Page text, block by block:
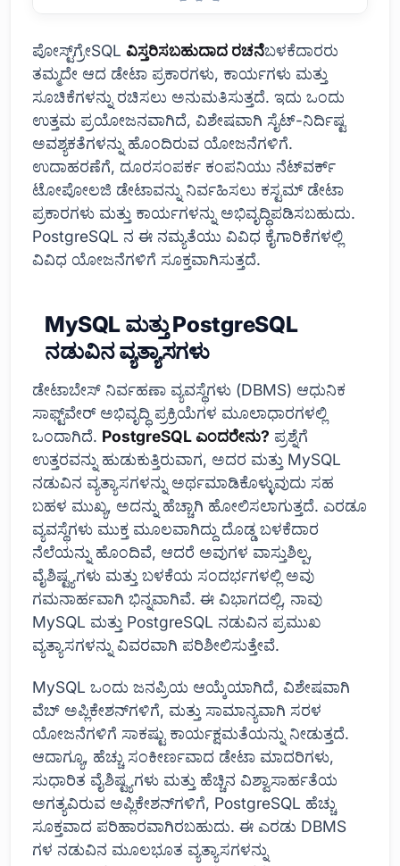
ಪೋಸ್ಟ್‌ಗ್ರೇSQL ವಿಸ್ತರಿಸಬಹುದಾದ ರಚನೆಬಳಕೆದಾರರು
ತಮ್ಮದೇ ಆದ ಡೇಟಾ ಪ್ರಕಾರಗಳು, ಕಾರ್ಯಗಳು ಮತ್ತು
ಸೂಚಿಕೆಗಳನ್ನು ರಚಿಸಲು ಅನುಮತಿಸುತ್ತದೆ. ಇದು ಒಂದು
ಉತ್ತಮ ಪ್ರಯೋಜನವಾಗಿದೆ, ವಿಶೇಷವಾಗಿ ಸೈಟ್-ನಿರ್ದಿಷ್ಟ
ಅವಶ್ಯಕತೆಗಳನ್ನು ಹೊಂದಿರುವ ಯೋಜನೆಗಳಿಗೆ.
ಉದಾಹರಣೆಗೆ, ದೂರಸಂಪರ್ಕ ಕಂಪನಿಯು ನೆಟ್‌ವರ್ಕ್
ಟೋಪೋಲಜಿ ಡೇಟಾವನ್ನು ನಿರ್ವಹಿಸಲು ಕಸ್ಟಮ್ ಡೇಟಾ
ಪ್ರಕಾರಗಳು ಮತ್ತು ಕಾರ್ಯಗಳನ್ನು ಅಭಿವೃದ್ಧಿಪಡಿಸಬಹುದು.
PostgreSQL ನ ಈ ನಮ್ಯತೆಯು ವಿವಿಧ ಕೈಗಾರಿಕೆಗಳಲ್ಲಿ
ವಿವಿಧ ಯೋಜನೆಗಳಿಗೆ ಸೂಕ್ತವಾಗಿಸುತ್ತದೆ.
MySQL ಮತ್ತು PostgreSQL
ನಡುವಿನ ವ್ಯತ್ಯಾಸಗಳು
ಡೇಟಾಬೇಸ್ ನಿರ್ವಹಣಾ ವ್ಯವಸ್ಥೆಗಳು (DBMS) ಆಧುನಿಕ
ಸಾಫ್ಟ್‌ವೇರ್ ಅಭಿವೃದ್ಧಿ ಪ್ರಕ್ರಿಯೆಗಳ ಮೂಲಾಧಾರಗಳಲ್ಲಿ
ಒಂದಾಗಿದೆ. PostgreSQL ಎಂದರೇನು? ಪ್ರಶ್ನೆಗೆ
ಉತ್ತರವನ್ನು ಹುಡುಕುತ್ತಿರುವಾಗ, ಅದರ ಮತ್ತು MySQL
ನಡುವಿನ ವ್ಯತ್ಯಾಸಗಳನ್ನು ಅರ್ಥಮಾಡಿಕೊಳ್ಳುವುದು ಸಹ
ಬಹಳ ಮುಖ್ಯ, ಅದನ್ನು ಹೆಚ್ಚಾಗಿ ಹೋಲಿಸಲಾಗುತ್ತದೆ. ಎರಡೂ
ವ್ಯವಸ್ಥೆಗಳು ಮುಕ್ತ ಮೂಲವಾಗಿದ್ದು ದೊಡ್ಡ ಬಳಕೆದಾರ
ನೆಲೆಯನ್ನು ಹೊಂದಿವೆ, ಆದರೆ ಅವುಗಳ ವಾಸ್ತುಶಿಲ್ಪ,
ವೈಶಿಷ್ಟ್ಯಗಳು ಮತ್ತು ಬಳಕೆಯ ಸಂದರ್ಭಗಳಲ್ಲಿ ಅವು
ಗಮನಾರ್ಹವಾಗಿ ಭಿನ್ನವಾಗಿವೆ. ಈ ವಿಭಾಗದಲ್ಲಿ, ನಾವು
MySQL ಮತ್ತು PostgreSQL ನಡುವಿನ ಪ್ರಮುಖ
ವ್ಯತ್ಯಾಸಗಳನ್ನು ವಿವರವಾಗಿ ಪರಿಶೀಲಿಸುತ್ತೇವೆ.
MySQL ಒಂದು ಜನಪ್ರಿಯ ಆಯ್ಕೆಯಾಗಿದೆ, ವಿಶೇಷವಾಗಿ
ವೆಬ್ ಅಪ್ಲಿಕೇಶನ್‌ಗಳಿಗೆ, ಮತ್ತು ಸಾಮಾನ್ಯವಾಗಿ ಸರಳ
ಯೋಜನೆಗಳಿಗೆ ಸಾಕಷ್ಟು ಕಾರ್ಯಕ್ಷಮತೆಯನ್ನು ನೀಡುತ್ತದೆ.
ಆದಾಗ್ಯೂ, ಹೆಚ್ಚು ಸಂಕೀರ್ಣವಾದ ಡೇಟಾ ಮಾದರಿಗಳು,
ಸುಧಾರಿತ ವೈಶಿಷ್ಟ್ಯಗಳು ಮತ್ತು ಹೆಚ್ಚಿನ ವಿಶ್ವಾಸಾರ್ಹತೆಯ
ಅಗತ್ಯವಿರುವ ಅಪ್ಲಿಕೇಶನ್‌ಗಳಿಗೆ, PostgreSQL ಹೆಚ್ಚು
ಸೂಕ್ತವಾದ ಪರಿಹಾರವಾಗಿರಬಹುದು. ಈ ಎರಡು DBMS
ಗಳ ನಡುವಿನ ಮೂಲಭೂತ ವ್ಯತ್ಯಾಸಗಳನ್ನು